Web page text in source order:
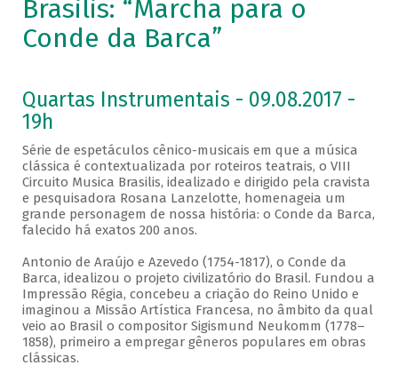
Brasilis: “Marcha para o
Conde da Barca”
Quartas Instrumentais - 09.08.2017 -
19h
Série de espetáculos cênico-musicais em que a música
clássica é contextualizada por roteiros teatrais, o VIII
Circuito Musica Brasilis, idealizado e dirigido pela cravista
e pesquisadora Rosana Lanzelotte, homenageia um
grande personagem de nossa história: o Conde da Barca,
falecido há exatos 200 anos.
Antonio de Araújo e Azevedo (1754-1817), o Conde da
Barca, idealizou o projeto civilizatório do Brasil. Fundou a
Impressão Régia, concebeu a criação do Reino Unido e
imaginou a Missão Artística Francesa, no âmbito da qual
veio ao Brasil o compositor Sigismund Neukomm (1778–
1858), primeiro a empregar gêneros populares em obras
clássicas.